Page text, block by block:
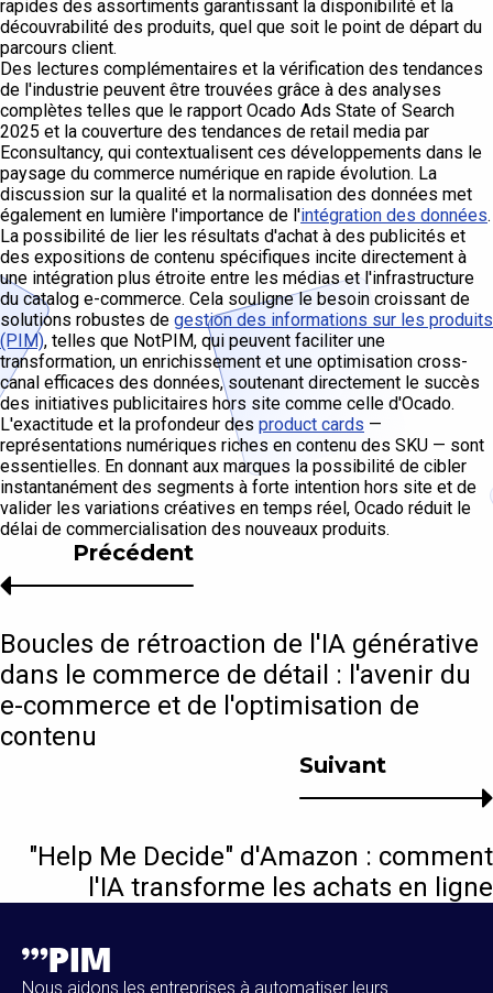
rapides des assortiments garantissant la disponibilité et la
découvrabilité des produits, quel que soit le point de départ du
parcours client.
Des lectures complémentaires et la vérification des tendances
de l'industrie peuvent être trouvées grâce à des analyses
complètes telles que le rapport Ocado Ads State of Search
2025 et la couverture des tendances de retail media par
Econsultancy, qui contextualisent ces développements dans le
paysage du commerce numérique en rapide évolution. La
discussion sur la qualité et la normalisation des données met
également en lumière l'importance de l'intégration des données.
La possibilité de lier les résultats d'achat à des publicités et
des expositions de contenu spécifiques incite directement à
une intégration plus étroite entre les médias et l'infrastructure
du catalog e-commerce. Cela souligne le besoin croissant de
solutions robustes de gestion des informations sur les produits
(PIM), telles que NotPIM, qui peuvent faciliter une
transformation, un enrichissement et une optimisation cross-
canal efficaces des données, soutenant directement le succès
des initiatives publicitaires hors site comme celle d'Ocado.
L'exactitude et la profondeur des product cards —
représentations numériques riches en contenu des SKU — sont
essentielles. En donnant aux marques la possibilité de cibler
instantanément des segments à forte intention hors site et de
valider les variations créatives en temps réel, Ocado réduit le
délai de commercialisation des nouveaux produits.
Suivant
"Help Me Decide" d'Amazon : comment
l'IA transforme les achats en ligne
Précédent
Boucles de rétroaction de l'IA générative
dans le commerce de détail : l'avenir du
e-commerce et de l'optimisation de
contenu
Nous aidons les entreprises à automatiser leurs